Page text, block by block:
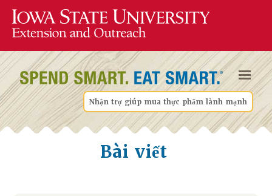
Nhận trợ giúp mua thực phẩm lành mạnh
Bài viết